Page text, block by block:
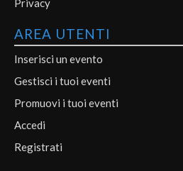
Privacy
AREA UTENTI
Inserisci un evento
Gestisci i tuoi eventi
Promuovi i tuoi eventi
Accedi
Registrati